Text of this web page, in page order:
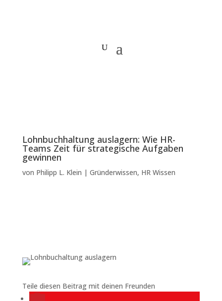
Lohnbuchhaltung auslagern: Wie HR-
Teams Zeit für strategische Aufgaben
gewinnen
von Philipp L. Klein | Gründerwissen, HR Wissen
Teile diesen Beitrag mit deinen Freunden